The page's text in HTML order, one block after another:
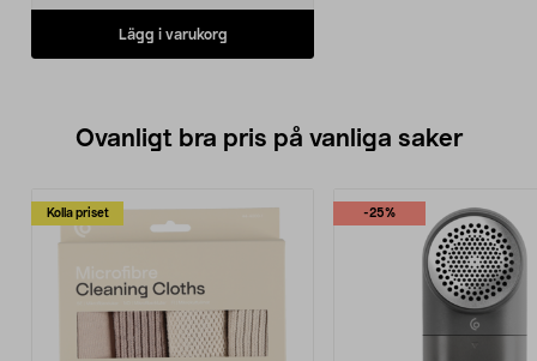
Lägg i varukorg
Ovanligt bra pris på vanliga saker
Kolla priset -25%